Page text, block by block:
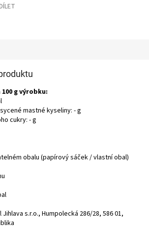
g výrobku:
mastné kyseliny: - g
cukry: - g
obalu (papírový sáček / vlastní obal)
Jihlava s.r.o., Humpolecká 286/28, 586 01,